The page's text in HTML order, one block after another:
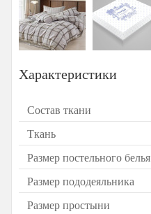
Характеристики
Состав ткани
Ткань
Размер постельного белья
Размер пододеяльника
Размер простыни